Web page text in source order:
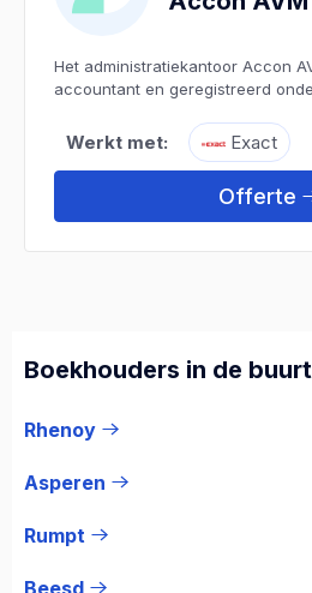
Het administratiekantoor Accon
accountant en geregistreerd
Werkt met: Exact
Offerte
Boekhouders in de
Rhenoy
Asperen
Rumpt
Beesd